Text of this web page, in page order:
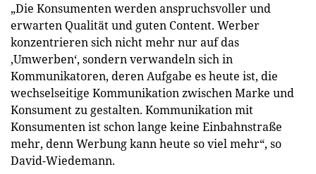
„Die Konsumenten werden anspruchsvoller und
erwarten Qualität und guten Content. Werber
konzentrieren sich nicht mehr nur auf das
‚Umwerben‘, sondern verwandeln sich in
Kommunikatoren, deren Aufgabe es heute ist, die
wechselseitige Kommunikation zwischen Marke und
Konsument zu gestalten. Kommunikation mit
Konsumenten ist schon lange keine Einbahnstraße
mehr, denn Werbung kann heute so viel mehr“, so
David-Wiedemann.